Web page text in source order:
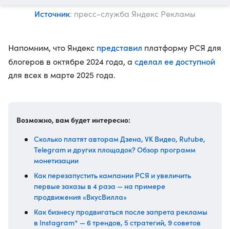
Источник: пресс-служба Яндекс Рекламы
Напомним, что Яндекс представил платформу РСЯ для
блогеров в октябре 2024 года, а сделал ее доступной
для всех в марте 2025 года.
Возможно, вам будет интересно:
Сколько платят авторам Дзена, VK Видео, Rutube,
Telegram и других площадок? Обзор программ
монетизации
Как перезапустить кампании РСЯ и увеличить
первые заказы в 4 раза — на примере
продвижения «ВкусВилла»
Как бизнесу продвигаться после запрета рекламы
в Instagram* — 6 трендов, 5 стратегий, 9 советов